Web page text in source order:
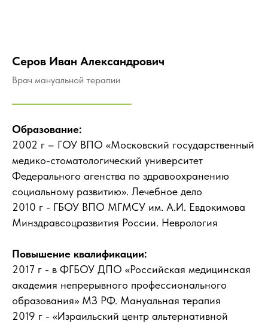
Серов Иван Александрович
Врач мануальной терапии
Образование:
2002 г – ГОУ ВПО «Московский государственный
медико-стоматологический университет
Федерального агенства по здравоохранению
социальному развитию». Лечебное дело
2010 г - ГБОУ ВПО МГМСУ им. А.И. Евдокимова
Минздравсоцразвития России. Неврология
Повышение квалификации:
2017 г - в ФГБОУ ДПО «Российская медицинская
академия непрерывного профессионального
образования» МЗ РФ. Мануальная терапия
2019 г - «Израильский центр альтернативной